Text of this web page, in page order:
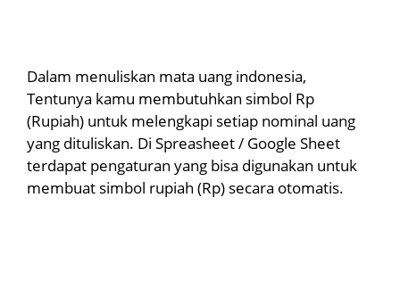
Dalam menuliskan mata uang indonesia,
Tentunya kamu membutuhkan simbol Rp
(Rupiah) untuk melengkapi setiap nominal uang
yang dituliskan. Di Spreasheet / Google Sheet
terdapat pengaturan yang bisa digunakan untuk
membuat simbol rupiah (Rp) secara otomatis.